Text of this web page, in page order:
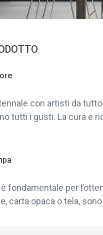
con artisti da
tutti i gusti. La cura e
fondamentale per
carta opaca o tela,